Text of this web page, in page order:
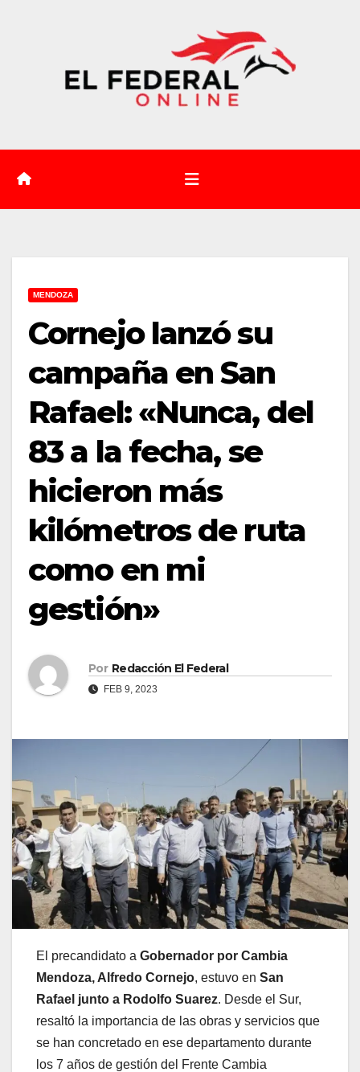
MENDOZA
Cornejo lanzó su
campaña en San
Rafael: «Nunca, del
83 a la fecha, se
hicieron más
kilómetros de ruta
como en mi
gestión»
Por Redacción El Federal
FEB 9, 2023
El precandidato a Gobernador por Cambia
Mendoza, Alfredo Cornejo, estuvo en San
Rafael junto a Rodolfo Suarez. Desde el Sur,
resaltó la importancia de las obras y servicios que
se han concretado en ese departamento durante
los 7 años de gestión del Frente Cambia